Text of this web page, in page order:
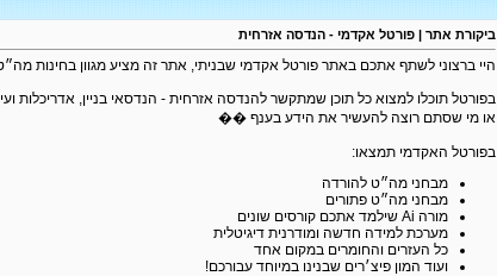
ביקורת אתר | פורטל אקדמי - הנדסה אזרחית
היי ברצוני לשתף אתכם באתר פורטל אקדמי שבניתי, אתר זה מציע מגוון בחינות
בפורטל תוכלו למצוא כל תוכן שמתקשר להנדסה אזרחית - הנדסאי בניין, אדריכלות
או מי שסתם רוצה להעשיר את הידע בענף ��
בפורטל האקדמי תמצאו:
מבחני מה״ט להורדה
מבחני מה״ט פתורים
מורה Ai שילמד אתכם קורסים שונים
מערכת למידה חדשה ומודרנית דיגיטלית
כל העזרים והחומרים במקום אחד
ועוד המון פיצ׳רים שבנינו במיוחד עבורכם!